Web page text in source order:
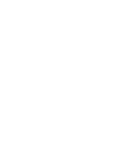
zal de
contact met u
het plannen van de
van de auditor,
u als klant & de
Dit alles conform